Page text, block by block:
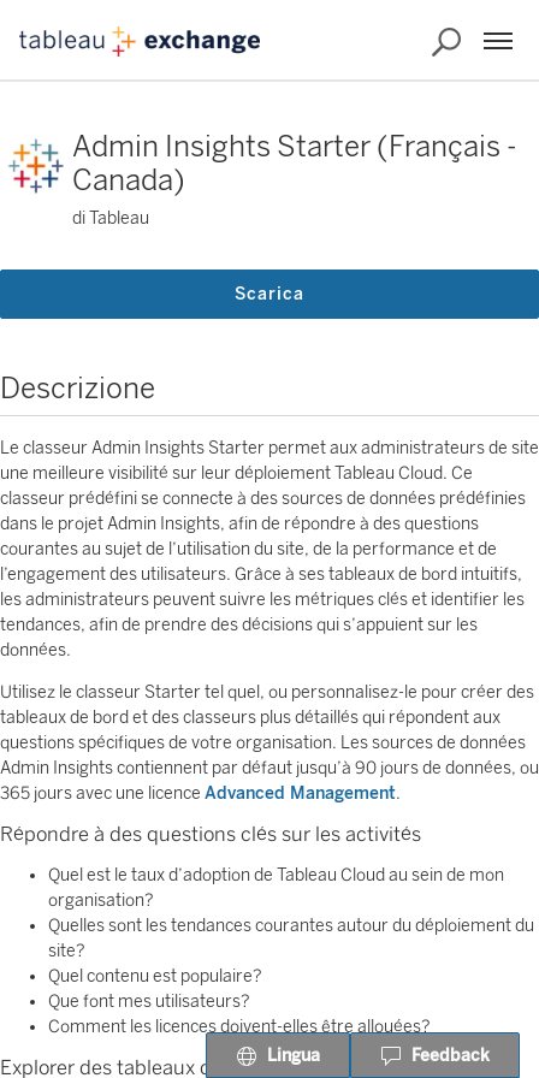
Admin Insights Starter (Français -
Canada)
di Tableau
Scarica
Descrizione
Le classeur Admin Insights Starter permet aux administrateurs de site
une meilleure visibilité sur leur déploiement Tableau Cloud. Ce
classeur prédéfini se connecte à des sources de données prédéfinies
dans le projet Admin Insights, afin de répondre à des questions
courantes au sujet de l’utilisation du site, de la performance et de
l’engagement des utilisateurs. Grâce à ses tableaux de bord intuitifs,
les administrateurs peuvent suivre les métriques clés et identifier les
tendances, afin de prendre des décisions qui s’appuient sur les
données.
Utilisez le classeur Starter tel quel, ou personnalisez-le pour créer des
tableaux de bord et des classeurs plus détaillés qui répondent aux
questions spécifiques de votre organisation. Les sources de données
Admin Insights contiennent par défaut jusqu’à 90 jours de données, ou
365 jours avec une licence Advanced Management.
Répondre à des questions clés sur les activités
Quel est le taux d’adoption de Tableau Cloud au sein de mon
organisation?
Quelles sont les tendances courantes autour du déploiement du
site?
Quel contenu est populaire?
Que font mes utilisateurs?
Comment les licences doivent-elles être allouées?
Explorer des tableaux de bord prédéfinis
Lingua Feedback